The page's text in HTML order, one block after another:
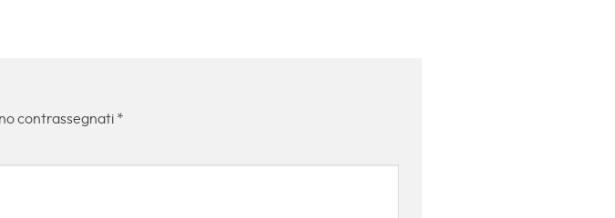
contrassegnati *